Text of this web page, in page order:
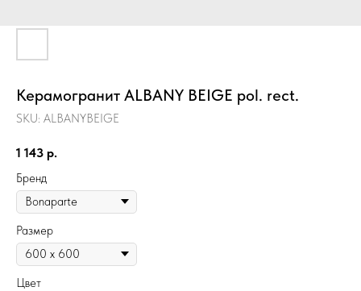
Керамогранит ALBANY BEIGE pol. rect.
SKU: ALBANYBEIGE
1 143 р.
Бренд
Размер
Цвет